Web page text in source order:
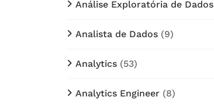
Análise Exploratória de Dados
Analista de Dados (9)
Analytics (53)
Analytics Engineer (8)